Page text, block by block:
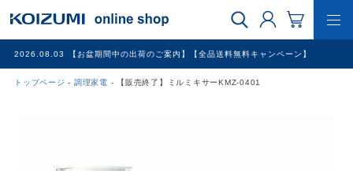
2026.08.03 【お盆期間中の出荷のご案内】【全品送料無料キャンペーン】
トップページ 調理家電 【販売終了】ミルミキサーKMZ-0401